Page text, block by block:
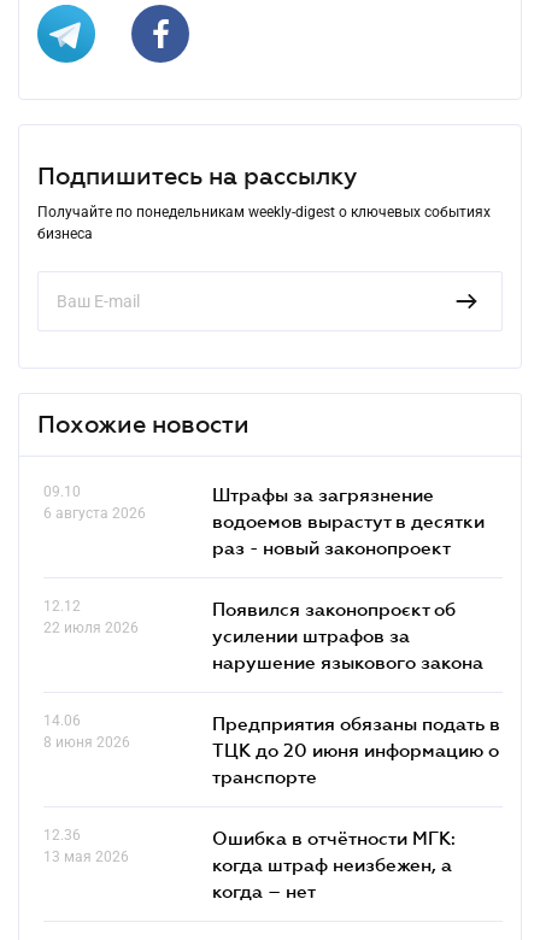
Подпишитесь на рассылку
Получайте по понедельникам weekly-digest о ключевых событиях
бизнеса
Похожие новости
09.10
6 августа 2026
Штрафы за загрязнение
водоемов вырастут в десятки
раз - новый законопроект
12.12
22 июля 2026
Появился законопроєкт об
усилении штрафов за
нарушение языкового закона
14.06
8 июня 2026
Предприятия обязаны подать в
ТЦК до 20 июня информацию о
транспорте
12.36
13 мая 2026
Ошибка в отчётности МГК:
когда штраф неизбежен, а
когда – нет